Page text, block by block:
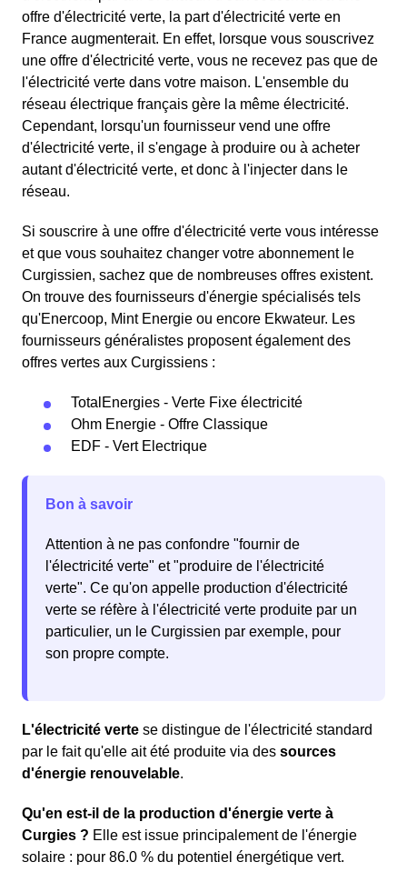
offre d'électricité verte, la part d'électricité verte en
France augmenterait. En effet, lorsque vous souscrivez
une offre d'électricité verte, vous ne recevez pas que de
l'électricité verte dans votre maison. L'ensemble du
réseau électrique français gère la même électricité.
Cependant, lorsqu'un fournisseur vend une offre
d'électricité verte, il s'engage à produire ou à acheter
autant d'électricité verte, et donc à l'injecter dans le
réseau.
Si souscrire à une offre d'électricité verte vous intéresse
et que vous souhaitez changer votre abonnement le
Curgissien, sachez que de nombreuses offres existent.
On trouve des fournisseurs d'énergie spécialisés tels
qu'Enercoop, Mint Energie ou encore Ekwateur. Les
fournisseurs généralistes proposent également des
offres vertes aux Curgissiens :
TotalEnergies - Verte Fixe électricité
Ohm Energie - Offre Classique
EDF - Vert Electrique
Bon à savoir
Attention à ne pas confondre "fournir de
l'électricité verte" et "produire de l'électricité
verte". Ce qu'on appelle production d'électricité
verte se réfère à l'électricité verte produite par un
particulier, un le Curgissien par exemple, pour
son propre compte.
L'électricité verte se distingue de l'électricité standard
par le fait qu'elle ait été produite via des sources
d'énergie renouvelable.
Qu'en est-il de la production d'énergie verte à
Curgies ? Elle est issue principalement de l'énergie
solaire : pour 86.0 % du potentiel énergétique vert.